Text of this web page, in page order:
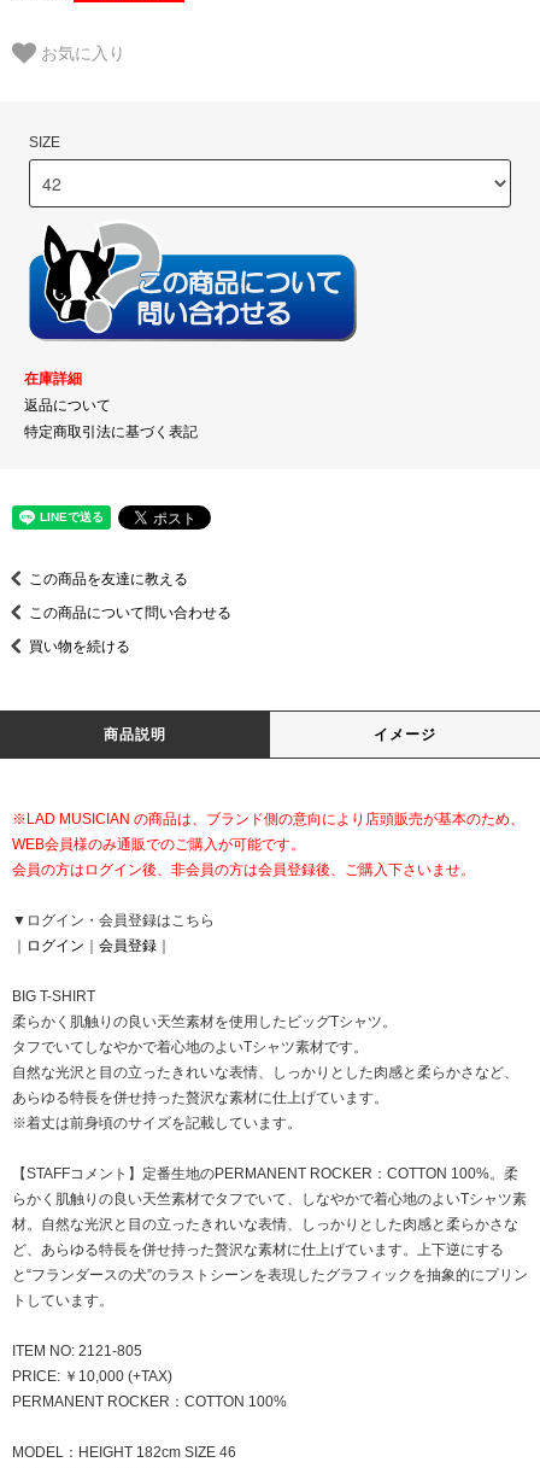
お気に入り
SIZE
在庫詳細
返品について
特定商取引法に基づく表記
この商品を友達に教える
この商品について問い合わせる
買い物を続ける
商品説明 イメージ
※LAD MUSICIAN の商品は、ブランド側の意向により店頭販売が基本のため、
WEB会員様のみ通販でのご購入が可能です。
会員の方はログイン後、非会員の方は会員登録後、ご購入下さいませ。
▼ログイン・会員登録はこちら
ログイン 会員登録
BIG T-SHIRT
柔らかく肌触りの良い天竺素材を使用したビッグTシャツ。
タフでいてしなやかで着心地のよいTシャツ素材です。
自然な光沢と目の立ったきれいな表情、しっかりとした肉感と柔らかさなど、
あらゆる特長を併せ持った贅沢な素材に仕上げています。
※着丈は前身頃のサイズを記載しています。
【STAFFコメント】定番生地のPERMANENT ROCKER：COTTON 100%。柔
らかく肌触りの良い天竺素材でタフでいて、しなやかで着心地のよいTシャツ素
材。自然な光沢と目の立ったきれいな表情、しっかりとした肉感と柔らかさな
ど、あらゆる特長を併せ持った贅沢な素材に仕上げています。上下逆にする
と“フランダースの犬”のラストシーンを表現したグラフィックを抽象的にプリン
トしています。
ITEM NO: 2121-805
PRICE: ￥10,000 (+TAX)
PERMANENT ROCKER：COTTON 100%
MODEL：HEIGHT 182cm SIZE 46